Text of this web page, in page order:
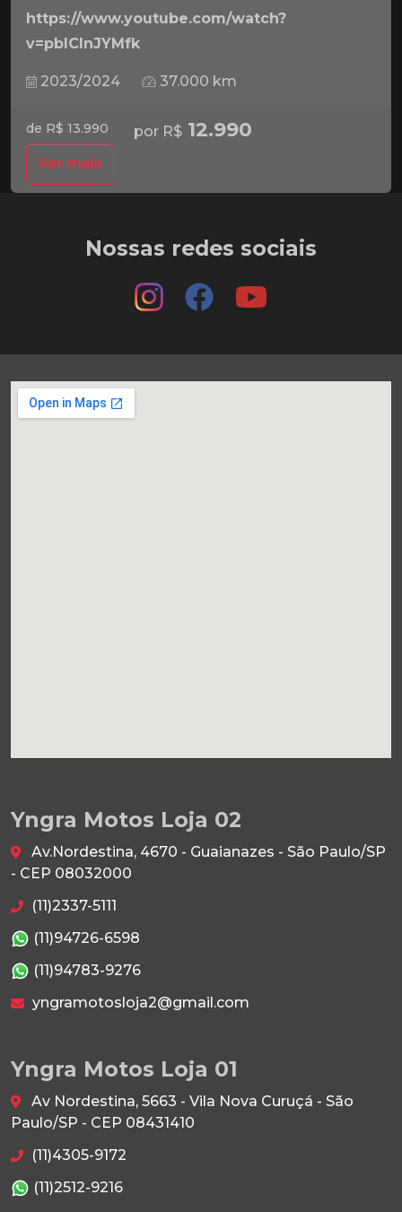
https://www.youtube.com/watch?
v=pbICInJYMfk
2023/2024 37.000 km
de R$ 13.990 por R$ 12.990
Ver mais
Nossas redes sociais
Yngra Motos Loja 02
Av.Nordestina, 4670 - Guaianazes - São Paulo/SP
- CEP 08032000
(11)2337-5111
(11)94726-6598
(11)94783-9276
yngramotosloja2@gmail.com
Yngra Motos Loja 01
Av Nordestina, 5663 - Vila Nova Curuçá - São
Paulo/SP - CEP 08431410
(11)4305-9172
(11)2512-9216